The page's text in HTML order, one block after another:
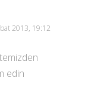
2013, 19:12
edin